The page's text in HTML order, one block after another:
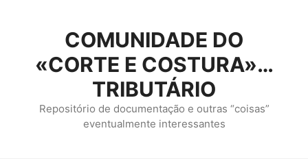
conteúdo
COMUNIDADE DO
«CORTE E COSTURA»…
TRIBUTÁRIO
Repositório de documentação e outras “coisas”
eventualmente interessantes